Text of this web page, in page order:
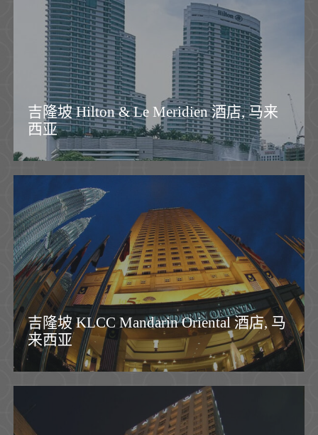
吉隆坡 Hilton & Le Meridien 酒店, 马来
西亚
吉隆坡 KLCC Mandarin Oriental 酒店, 马
来西亚